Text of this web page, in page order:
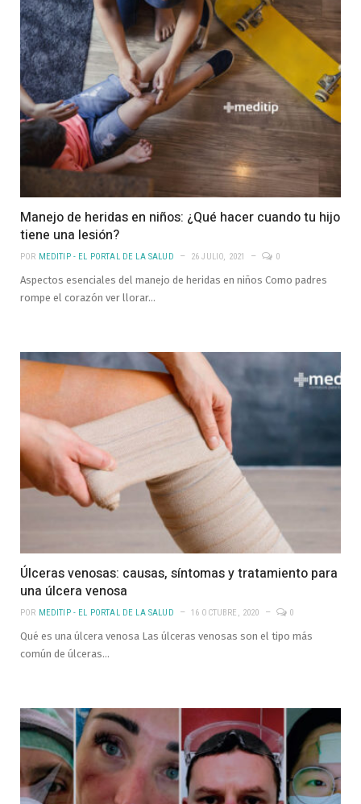
Manejo de heridas en niños: ¿Qué hacer cuando tu hijo
tiene una lesión?
POR MEDITIP - EL PORTAL DE LA SALUD 26 JULIO, 2021 0
Aspectos esenciales del manejo de heridas en niños Como padres
rompe el corazón ver llorar…
Úlceras venosas: causas, síntomas y tratamiento para
una úlcera venosa
POR MEDITIP - EL PORTAL DE LA SALUD 16 OCTUBRE, 2020 0
Qué es una úlcera venosa Las úlceras venosas son el tipo más
común de úlceras…